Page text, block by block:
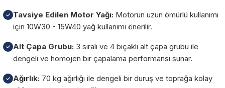
✓ Tavsiye Edilen Motor Yağı: Motorun uzun ömürlü kullanımı
için 10W30 - 15W40 yağ kullanımı önerilir.
✓ Alt Çapa Grubu: 3 sıralı ve 4 bıçaklı alt çapa grubu ile
dengeli ve homojen bir çapalama performansı sunar.
✓ Ağırlık: 70 kg ağırlığı ile dengeli bir duruş ve toprağa kolay